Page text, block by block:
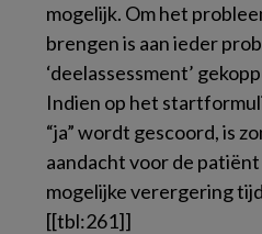
mogelijk. Om het
brengen is aan ieder
‘deelassessment’
Indien op het
“ja” wordt gescoord, is
aandacht voor de
mogelijke verergering
[[tbl:261]]